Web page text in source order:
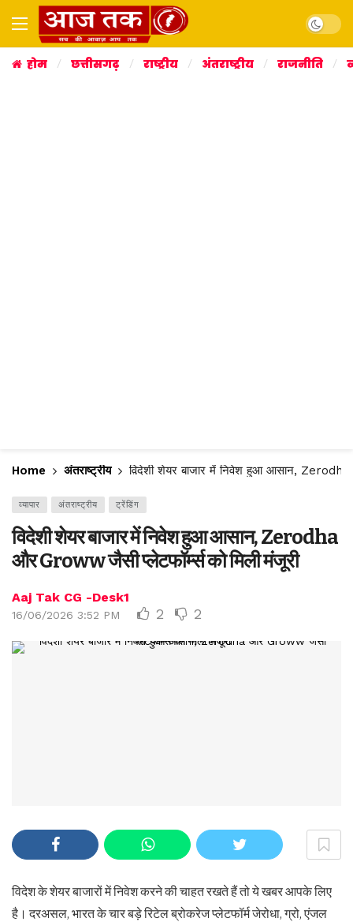
Dark
होम छत्तीसगढ़ राष्ट्रीय अंतराष्ट्रीय राजनीति
Home अंतराष्ट्रीय विदेशी शेयर बाजार में निवेश हुआ आसान,
व्यापार अंतराष्ट्रीय ट्रेंडिंग
विदेशी शेयर बाजार में निवेश हुआ आसान, Zerodha
और Groww जैसी प्लेटफॉर्म्स को मिली मंजूरी
Aaj Tak CG -Desk1
16/06/2026 3:52 PM 2 2
विदेश के शेयर बाजारों में निवेश करने की चाहत रखते हैं तो ये खबर आपके लिए
है। दरअसल, भारत के चार बड़े रिटेल ब्रोकरेज प्लेटफॉर्म जेरोधा, ग्रो, एंजल